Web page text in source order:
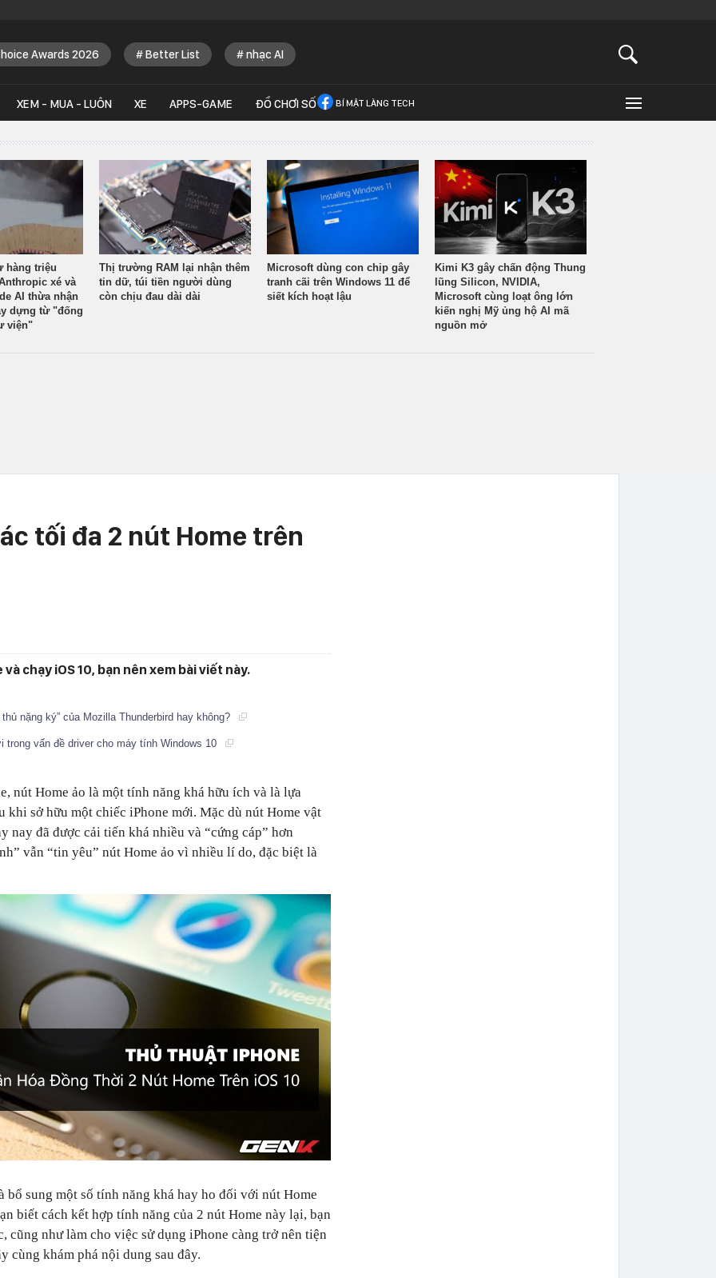
Awards 2026 Better List nhạc AI
XEM - MUA - LUÔN XE APPS-GAME ĐỒ CHƠI SỐ BÍ MẬT LÀNG TECH
hàng triệu
xé và
AI thừa nhận
dựng từ "đống
viện"
Thị trường RAM lại nhận thêm
tin dữ, túi tiền người dùng
còn chịu đau dài dài
Microsoft dùng con chip gây
tranh cãi trên Windows 11 để
siết kích hoạt lậu
Kimi K3 gây chấn động Thung
lũng Silicon, NVIDIA,
Microsoft cùng loạt ông lớn
kiến nghị Mỹ ủng hộ AI mã
nguồn mở
tối đa 2 nút Home trên
chạy iOS 10, bạn nên xem bài viết này.
nặng ký” của Mozilla Thunderbird hay không?
vấn đề driver cho máy tính Windows 10
nút Home ảo là một tính năng khá hữu ích và là lựa
khi sở hữu một chiếc iPhone mới. Mặc dù nút Home vật
nay đã được cải tiến khá nhiều và “cứng cáp” hơn
vẫn “tin yêu” nút Home ảo vì nhiều lí do, đặc biệt là
bổ sung một số tính năng khá hay ho đối với nút Home
biết cách kết hợp tính năng của 2 nút Home này lại, bạn
cũng như làm cho việc sử dụng iPhone càng trở nên tiện
cùng khám phá nội dung sau đây.